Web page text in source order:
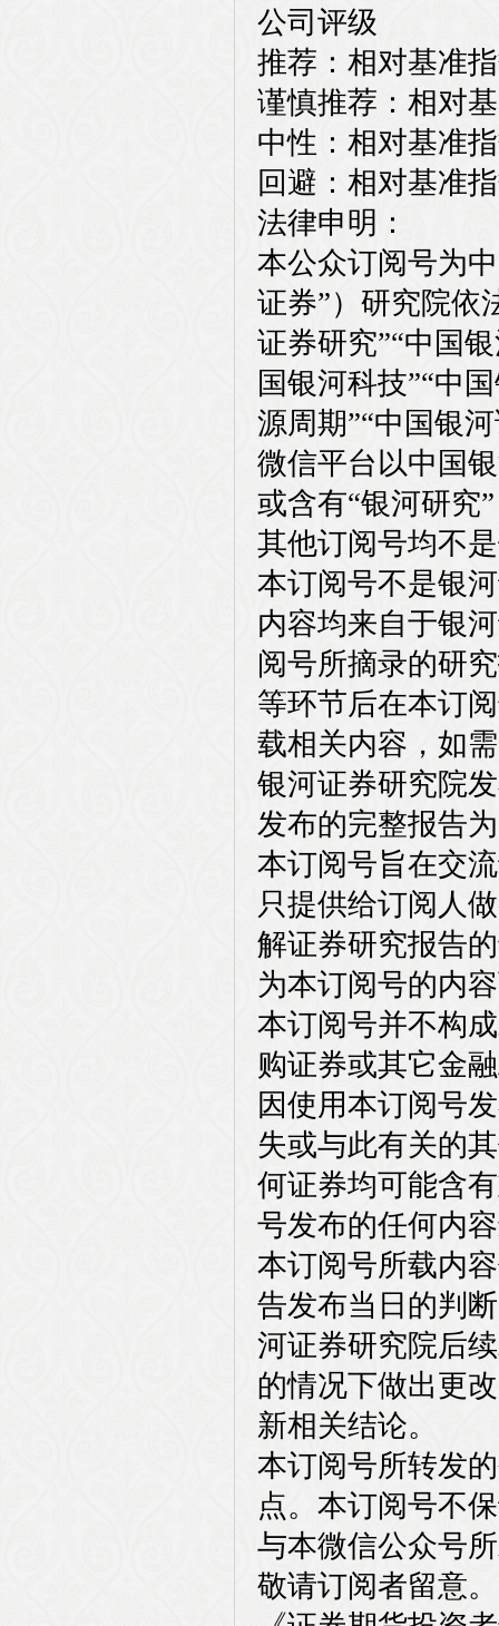
公司评级
推荐：相对基准
谨慎推荐：相对
中性：相对基准
回避：相对基准
法律申明：
本公众订阅号为
证券”）研究院依
证券研究”“中国
国银河科技”“中
源周期”“中国银
微信平台以中国
或含有“银河研究
其他订阅号均不
本订阅号不是银
内容均来自于银
阅号所摘录的研
等环节后在本订
载相关内容，如
银河证券研究院
发布的完整报告
本订阅号旨在交
只提供给订阅人
解证券研究报告
为本订阅号的内
本订阅号并不构
购证券或其它金
因使用本订阅号
失或与此有关的
何证券均可能含
号发布的任何内
本订阅号所载内
告发布当日的判
河证券研究院后
的情况下做出更
新相关结论。
本订阅号所转发
点。本订阅号不
与本微信公众号
敬请订阅者留意。